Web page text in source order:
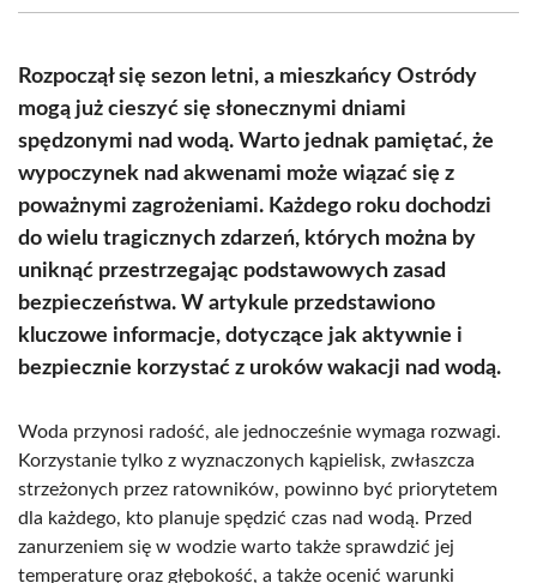
(Twitter)
Rozpoczął się sezon letni, a mieszkańcy Ostródy
mogą już cieszyć się słonecznymi dniami
spędzonymi nad wodą. Warto jednak pamiętać, że
wypoczynek nad akwenami może wiązać się z
poważnymi zagrożeniami. Każdego roku dochodzi
do wielu tragicznych zdarzeń, których można by
uniknąć przestrzegając podstawowych zasad
bezpieczeństwa. W artykule przedstawiono
kluczowe informacje, dotyczące jak aktywnie i
bezpiecznie korzystać z uroków wakacji nad wodą.
Woda przynosi radość, ale jednocześnie wymaga rozwagi.
Korzystanie tylko z wyznaczonych kąpielisk, zwłaszcza
strzeżonych przez ratowników, powinno być priorytetem
dla każdego, kto planuje spędzić czas nad wodą. Przed
zanurzeniem się w wodzie warto także sprawdzić jej
temperaturę oraz głębokość, a także ocenić warunki